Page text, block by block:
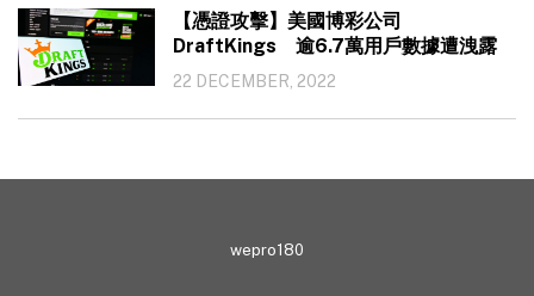
【憑證攻擊】美國博彩公司
DraftKings 逾6.7萬用戶數據遭洩露
22 DECEMBER, 2022
wepro180